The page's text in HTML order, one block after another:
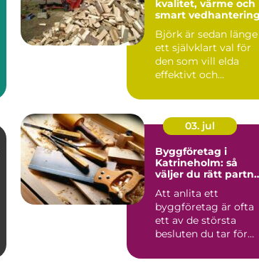
kvalitet, värme och
smart
Björk är sedan länge
ett självklart val för
den som vill elda
effektivt och
trivsel ...
03. jul
Byggföretag i
Katrineholm: så
väljer du rätt
Att anlita ett
byggföretag är ofta
ett av de största
besluten du tar för